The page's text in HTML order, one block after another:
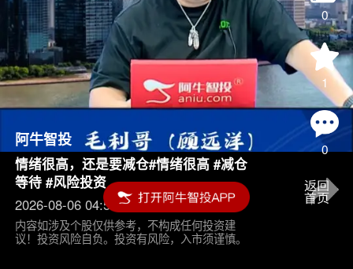
0
1
0
阿牛智投
情绪很高，还是要减仓#情绪很高 #减仓
等待 #风险投资
2026-08-06 04:55
内容如涉及个股仅供参考，不构成任何投资建
议！投资风险自负。投资有风险，入市须谨慎。